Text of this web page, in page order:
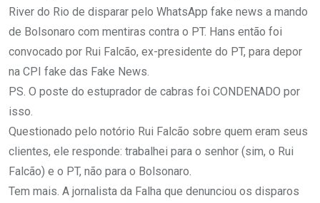
River do Rio de disparar pelo WhatsApp fake news a mando
de Bolsonaro com mentiras contra o PT. Hans então foi
convocado por Rui Falcão, ex-presidente do PT, para depor
na CPI fake das Fake News.
PS. O poste do estuprador de cabras foi CONDENADO por
isso.
Questionado pelo notório Rui Falcão sobre quem eram seus
clientes, ele responde: trabalhei para o senhor (sim, o Rui
Falcão) e o PT, não para o Bolsonaro.
Tem mais. A jornalista da Falha que denunciou os disparos